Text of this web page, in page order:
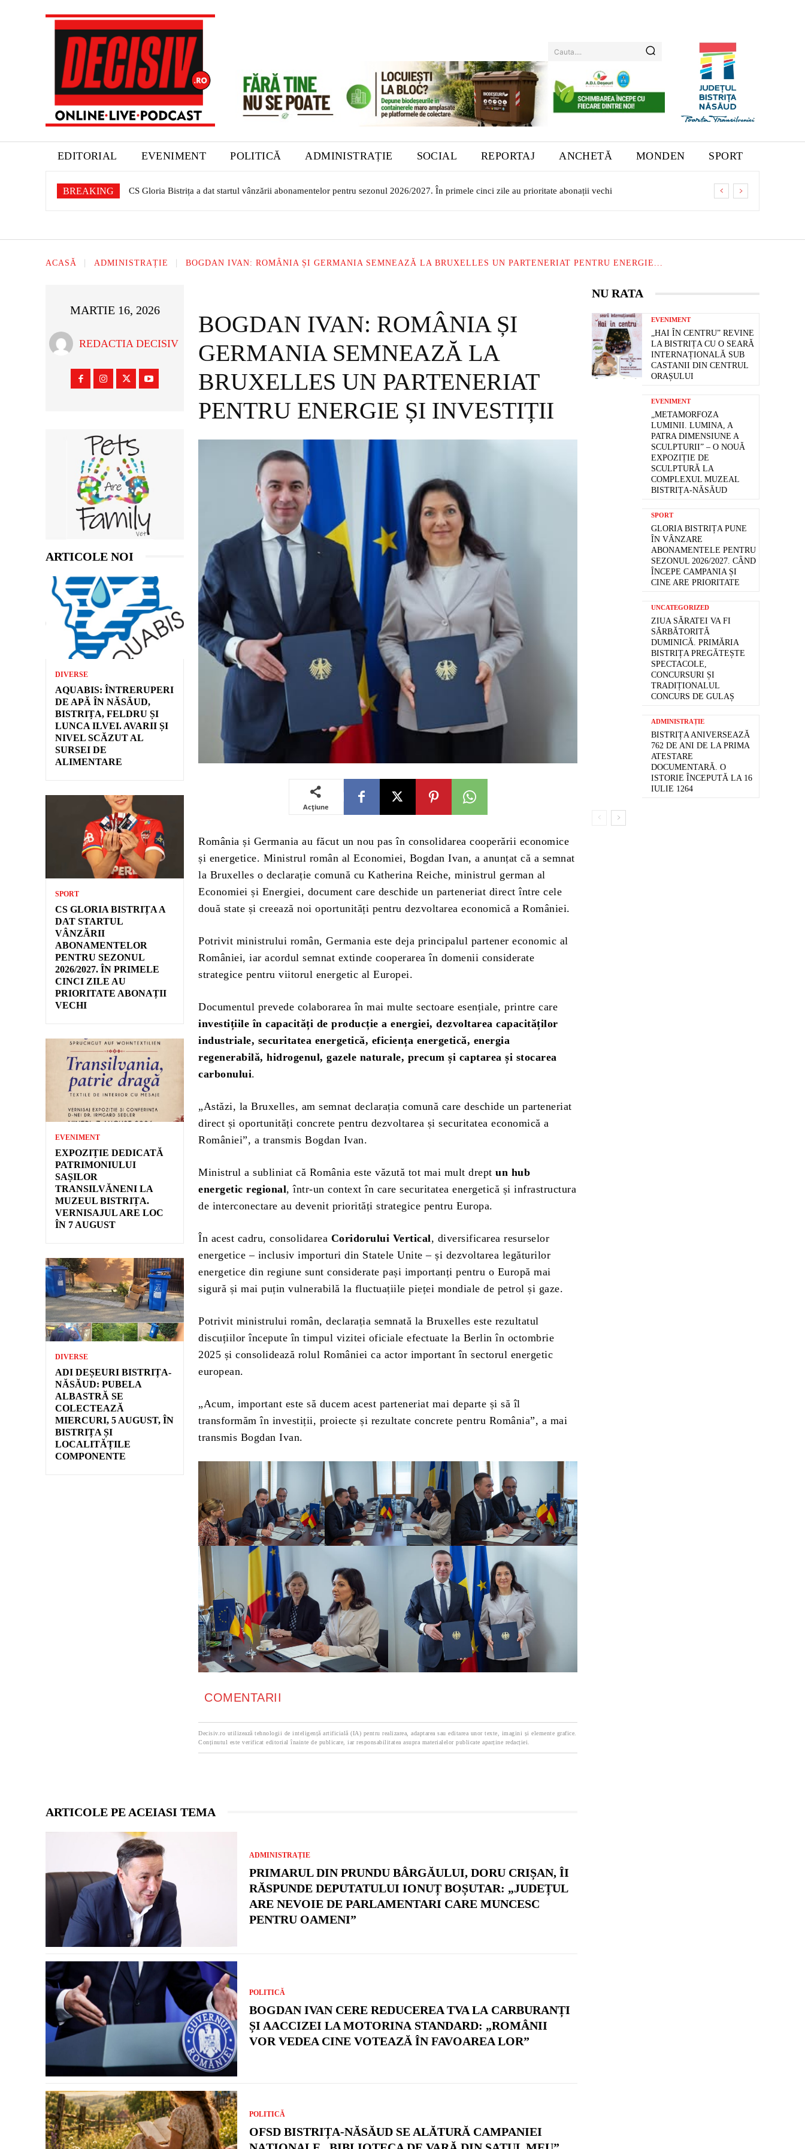
Cauta....
EDITORIAL EVENIMENT POLITICĂ ADMINISTRAȚIE SOCIAL REPORTAJ ANCHETĂ MONDEN SPORT
BREAKING CS Gloria Bistrița a dat startul vânzării abonamentelor pentru sezonul 2026/2027. În primele cinci zile au prioritate abonații vechi
Expoziție dedicată patrimoniului sașilor transilvăneni la Muzeul Bistrița. Vernisajul are loc în 7 august
ACASĂ ADMINISTRAȚIE BOGDAN IVAN: ROMÂNIA ȘI GERMANIA SEMNEAZĂ LA BRUXELLES UN PARTENERIAT PENTRU ENERGIE...
MARTIE 16, 2026
REDACTIA DECISIV
ARTICOLE NOI
DIVERSE
AQUABIS: ÎNTRERUPERI
DE APĂ ÎN NĂSĂUD,
BISTRIȚA, FELDRU ȘI
LUNCA ILVEI. AVARII ȘI
NIVEL SCĂZUT AL
SURSEI DE
ALIMENTARE
SPORT
CS GLORIA BISTRIȚA A
DAT STARTUL
VÂNZĂRII
ABONAMENTELOR
PENTRU SEZONUL
2026/2027. ÎN PRIMELE
CINCI ZILE AU
PRIORITATE ABONAȚII
VECHI
EVENIMENT
EXPOZIȚIE DEDICATĂ
PATRIMONIULUI
SAȘILOR
TRANSILVĂNENI LA
MUZEUL BISTRIȚA.
VERNISAJUL ARE LOC
ÎN 7 AUGUST
DIVERSE
ADI DEȘEURI BISTRIȚA-
NĂSĂUD: PUBELA
ALBASTRĂ SE
COLECTEAZĂ
MIERCURI, 5 AUGUST, ÎN
BISTRIȚA ȘI
LOCALITĂȚILE
COMPONENTE
BOGDAN IVAN: ROMÂNIA ȘI
GERMANIA SEMNEAZĂ LA
BRUXELLES UN PARTENERIAT
PENTRU ENERGIE ȘI INVESTIȚII
Acțiune
România și Germania au făcut un nou pas în consolidarea cooperării economice
și energetice. Ministrul român al Economiei, Bogdan Ivan, a anunțat că a semnat
la Bruxelles o declarație comună cu Katherina Reiche, ministrul german al
Economiei și Energiei, document care deschide un parteneriat direct între cele
două state și creează noi oportunități pentru dezvoltarea economică a României.
Potrivit ministrului român, Germania este deja principalul partener economic al
României, iar acordul semnat extinde cooperarea în domenii considerate
strategice pentru viitorul energetic al Europei.
Documentul prevede colaborarea în mai multe sectoare esențiale, printre care
investițiile în capacități de producție a energiei, dezvoltarea capacităților
industriale, securitatea energetică, eficiența energetică, energia
regenerabilă, hidrogenul, gazele naturale, precum și captarea și stocarea
carbonului.
„Astăzi, la Bruxelles, am semnat declarația comună care deschide un parteneriat
direct și oportunități concrete pentru dezvoltarea și securitatea economică a
României”, a transmis Bogdan Ivan.
Ministrul a subliniat că România este văzută tot mai mult dreptun hub
energetic regional, într-un context în care securitatea energetică și infrastructura
de interconectare au devenit priorități strategice pentru Europa.
În acest cadru, consolidarea Coridorului Vertical, diversificarea resurselor
energetice – inclusiv importuri din Statele Unite – și dezvoltarea legăturilor
energetice din regiune sunt considerate pași importanți pentru o Europă mai
sigură și mai puțin vulnerabilă la fluctuațiile pieței mondiale de petrol și gaze.
Potrivit ministrului român, declarația semnată la Bruxelles este rezultatul
discuțiilor începute în timpul vizitei oficiale efectuate la Berlin în octombrie
2025 și consolidează rolul României ca actor important în sectorul energetic
european.
„Acum, important este să ducem acest parteneriat mai departe și să îl
transformăm în investiții, proiecte și rezultate concrete pentru România”, a mai
transmis Bogdan Ivan.
COMENTARII
Decisiv.ro utilizează tehnologii de inteligență artificială (IA) pentru realizarea, adaptarea sau editarea unor texte, imagini și elemente grafice.
Conținutul este verificat editorial înainte de publicare, iar responsabilitatea asupra materialelor publicate aparține redacției.
ARTICOLE PE ACEIASI TEMA
ADMINISTRAȚIE
PRIMARUL DIN PRUNDU BÂRGĂULUI, DORU CRIȘAN, ÎI
RĂSPUNDE DEPUTATULUI IONUȚ BOȘUTAR: „JUDEȚUL
ARE NEVOIE DE PARLAMENTARI CARE MUNCESC
PENTRU OAMENI”
POLITICĂ
BOGDAN IVAN CERE REDUCEREA TVA LA CARBURANȚI
ȘI AACCIZEI LA MOTORINA STANDARD: „ROMÂNII
VOR VEDEA CINE VOTEAZĂ ÎN FAVOAREA LOR”
POLITICĂ
OFSD BISTRIȚA-NĂSĂUD SE ALĂTURĂ CAMPANIEI
NU RATA
EVENIMENT
„HAI ÎN CENTRU” REVINE
LA BISTRIȚA CU O SEARĂ
INTERNAȚIONALĂ SUB
CASTANII DIN CENTRUL
ORAȘULUI
EVENIMENT
„METAMORFOZA
LUMINII. LUMINA, A
PATRA DIMENSIUNE A
SCULPTURII” – O NOUĂ
EXPOZIȚIE DE
SCULPTURĂ LA
COMPLEXUL MUZEAL
BISTRIȚA-NĂSĂUD
SPORT
GLORIA BISTRIȚA PUNE
ÎN VÂNZARE
ABONAMENTELE PENTRU
SEZONUL 2026/2027. CÂND
ÎNCEPE CAMPANIA ȘI
CINE ARE PRIORITATE
UNCATEGORIZED
ZIUA SĂRATEI VA FI
SĂRBĂTORITĂ
DUMINICĂ. PRIMĂRIA
BISTRIȚA PREGĂTEȘTE
SPECTACOLE,
CONCURSURI ȘI
TRADIȚIONALUL
CONCURS DE GULAȘ
ADMINISTRAȚIE
BISTRIȚA ANIVERSEAZĂ
762 DE ANI DE LA PRIMA
ATESTARE
DOCUMENTARĂ. O
ISTORIE ÎNCEPUTĂ LA 16
IULIE 1264